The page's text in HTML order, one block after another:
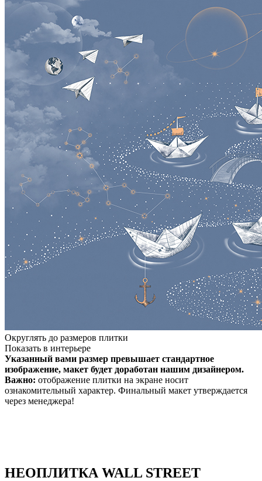
Округлять до размеров плитки
Показать в интерьере
Указанный вами размер превышает стандартное
изображение, макет будет доработан нашим дизайнером.
Важно: отображение плитки на экране носит
ознакомительный характер. Финальный макет утверждается
через менеджера!
НЕОПЛИТКА WALL STREET